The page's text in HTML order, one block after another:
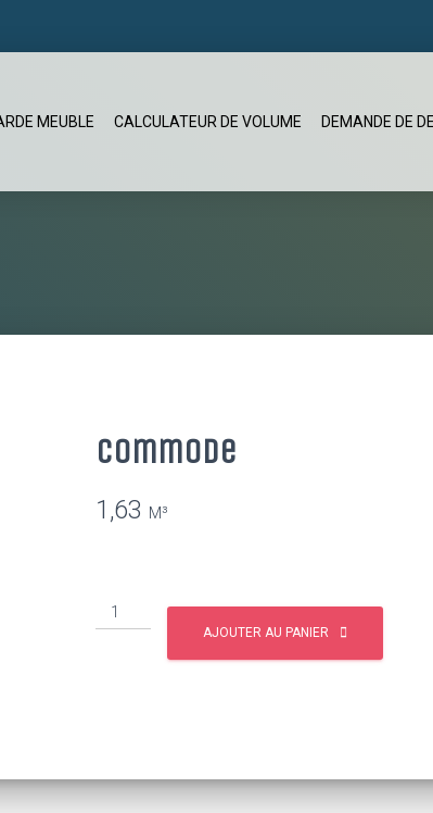
MEUBLE CALCULATEUR DE VOLUME DEMANDE DE
Commode
1,63
AJOUTER AU PANIER